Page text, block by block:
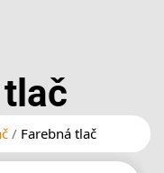
Farebná tlač